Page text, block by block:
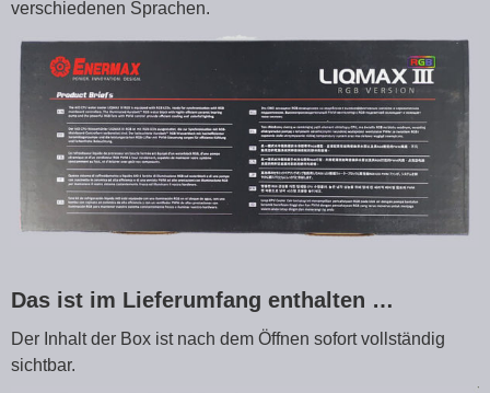
verschiedenen Sprachen.
Das ist im Lieferumfang enthalten …
Der Inhalt der Box ist nach dem Öffnen sofort vollständig
sichtbar.